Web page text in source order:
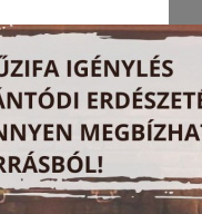
és a fürdőzés jut eszébe,
évben érdemes
pályázat keretében
körül. Néhány
kialakítással is várja a